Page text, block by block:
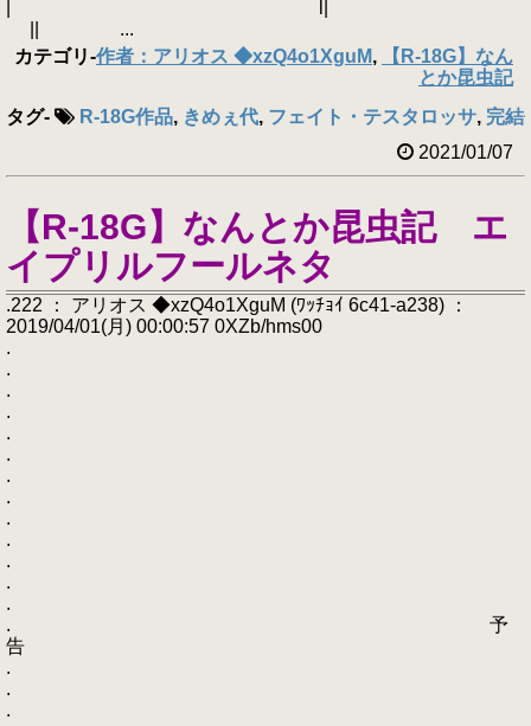
|| ...
カテゴリ-作者：アリオス ◆xzQ4o1XguM,
【R-18G】なん
とか昆虫記
タグ- R-18G作品, きめぇ代, フェイト・テスタロッサ, 完結
2021/01/07
【R-18G】なんとか昆虫記 エ
イプリルフールネタ
.222 ： アリオス ◆xzQ4o1XguM (ﾜｯﾁｮｲ 6c41-a238) ：
2019/04/01(月) 00:00:57 0XZb/hms00
.
.
.
.
.
.
.
.
.
.
.
.
.
. 予
告
.
.
.